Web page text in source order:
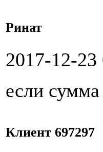
Ринат
2017-12-23
если
Клиент 697297